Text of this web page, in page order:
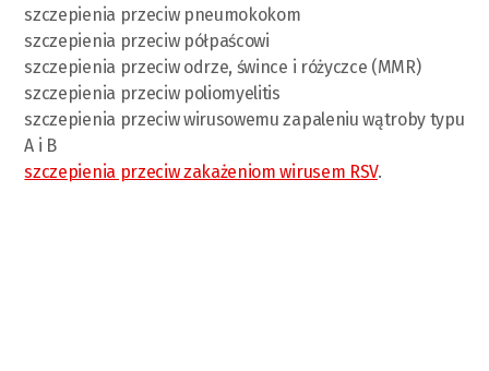
szczepienia przeciw pneumokokom
szczepienia przeciw półpaścowi
szczepienia przeciw odrze, śwince i różyczce (MMR)
szczepienia przeciw poliomyelitis
szczepienia przeciw wirusowemu zapaleniu wątroby typu
A i B
szczepienia przeciw zakażeniom wirusem RSV.